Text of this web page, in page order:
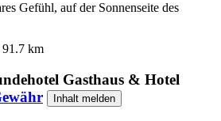
Gefühl, auf der Sonnenseite des
91.7 km
Gasthaus & Hotel
Inhalt melden